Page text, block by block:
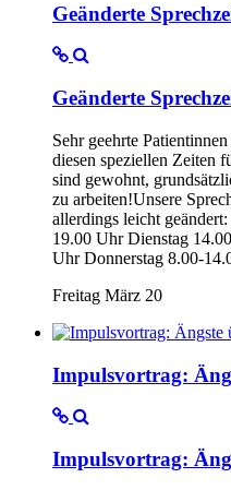
Geänderte
Geänderte
Sehr geehrte
diesen speziellen Zeiten
sind gewohnt,
zu arbeiten!Unsere
allerdings leicht
19.00 Uhr Dienstag
Uhr Donnerstag 8.00-
Freitag März 20
Impulsvortrag:
Impulsvortrag: